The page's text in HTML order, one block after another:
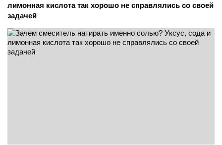
лимонная кислота так хорошо не справлялись со своей
задачей